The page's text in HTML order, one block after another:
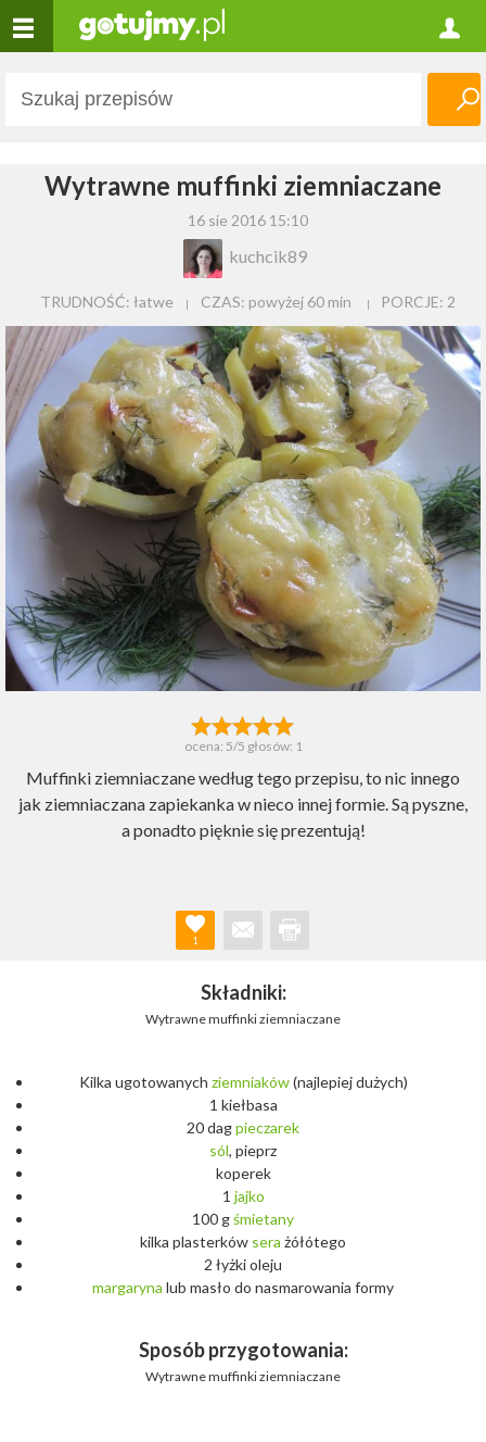
Wytrawne muffinki ziemniaczane
16 sie 2016 15:10
kuchcik89
TRUDNOŚĆ: łatwe CZAS: powyżej 60 min PORCJE: 2
ocena: 5/5 głosów: 1
Muffinki ziemniaczane według tego przepisu, to nic innego
jak ziemniaczana zapiekanka w nieco innej formie. Są pyszne,
a ponadto pięknie się prezentują!
1
Składniki:
Wytrawne muffinki ziemniaczane
Kilka ugotowanych ziemniaków(najlepiej dużych)
1 kiełbasa
20 dagpieczarek
sól, pieprz
koperek
1 jajko
100 gśmietany
kilka plasterków sera żółótego
2 łyżki oleju
margaryna lub masło do nasmarowania formy
Sposób przygotowania:
Wytrawne muffinki ziemniaczane